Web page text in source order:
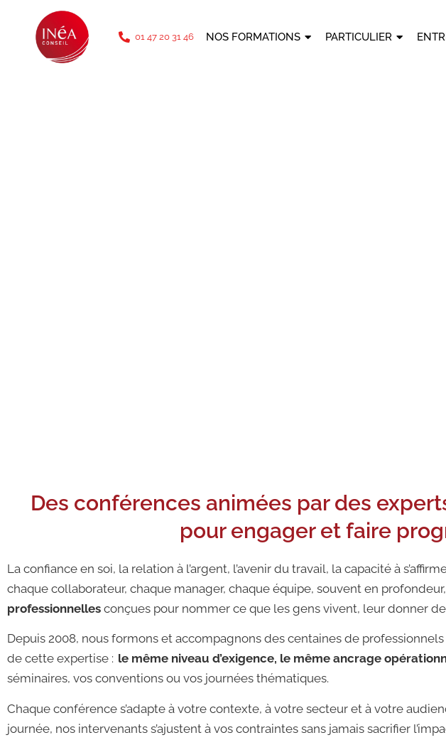
01 47 20 31 46 NOS FORMATIONS PARTICULIER
Des conférences animées par des
pour engager et faire
La confiance en soi, la relation à l’argent, l’avenir du travail, la capacité à
chaque collaborateur, chaque manager, chaque équipe, souvent en
professionnelles conçues pour nommer ce que les gens vivent, leur donner
Depuis 2008, nous formons et accompagnons des centaines de
de cette expertise : le même niveau d’exigence, le même ancrage
séminaires, vos conventions ou vos journées thématiques.
Chaque conférence s’adapte à votre contexte, à votre secteur et à votre
journée, nos intervenants s’ajustent à vos contraintes sans jamais sacrifier